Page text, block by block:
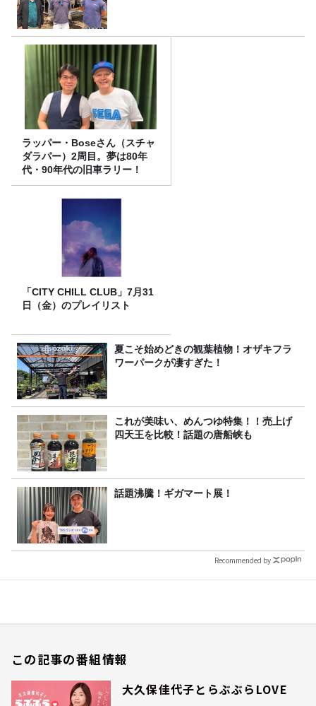
ラッパー・Boseさん（スチャ
ダラパー）2周目。夢は80年
代・90年代の旧車ラリー！
「CITY CHILL CLUB」7月31
日（金）のプレイリスト
夏こそ始めどきの観葉植物！オザキフラ
ワーパークが凄すぎた！
これが美味い、めんつゆ特集！！売上げ
四天王を比較！話題の唐船峡も
話題沸騰！ギガマート展！
Recommended by
この記事の番組情報
大久保佳代子とらぶぶらLOVE